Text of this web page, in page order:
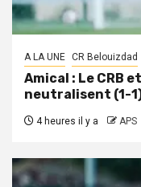
A LA UNE CR Belouizdad
Amical : Le CRB
neutralisent (1-
4 heures il y a APS